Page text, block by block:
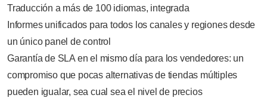
Traducción a más de 100 idiomas, integrada
Informes unificados para todos los canales y regiones desde
un único panel de control
Garantía de SLA en el mismo día para los vendedores: un
compromiso que pocas alternativas de tiendas múltiples
pueden igualar, sea cual sea el nivel de precios